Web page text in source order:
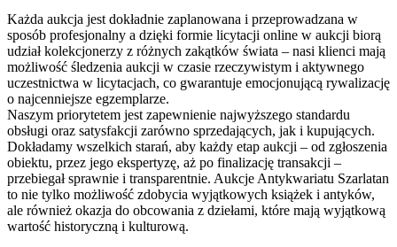
Każda aukcja jest dokładnie zaplanowana i przeprowadzana w
sposób profesjonalny a dzięki formie licytacji online w aukcji biorą
udział kolekcjonerzy z różnych zakątków świata – nasi klienci mają
możliwość śledzenia aukcji w czasie rzeczywistym i aktywnego
uczestnictwa w licytacjach, co gwarantuje emocjonującą rywalizację
o najcenniejsze egzemplarze.
Naszym priorytetem jest zapewnienie najwyższego standardu
obsługi oraz satysfakcji zarówno sprzedających, jak i kupujących.
Dokładamy wszelkich starań, aby każdy etap aukcji – od zgłoszenia
obiektu, przez jego ekspertyzę, aż po finalizację transakcji –
przebiegał sprawnie i transparentnie. Aukcje Antykwariatu Szarlatan
to nie tylko możliwość zdobycia wyjątkowych książek i antyków,
ale również okazja do obcowania z dziełami, które mają wyjątkową
wartość historyczną i kulturową.